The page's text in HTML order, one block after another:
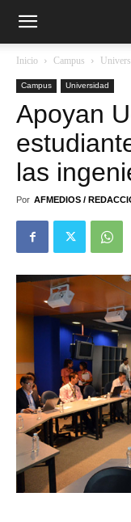
Inicio Campus
Campus Universidad
Apoyan
las
Por AFMEDIOS /